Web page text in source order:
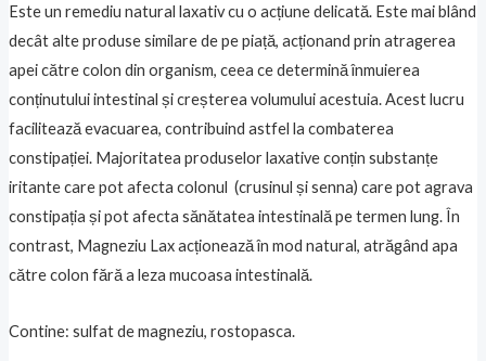
Este un remediu natural laxativ cu o acțiune delicată. Este mai blând
decât alte produse similare de pe piață, acționand prin atragerea
apei către colon din organism, ceea ce determină înmuierea
conținutului intestinal și creșterea volumului acestuia. Acest lucru
facilitează evacuarea, contribuind astfel la combaterea
constipației. Majoritatea produselor laxative conțin substanțe
iritante care pot afecta colonul (crusinul și senna) care pot agrava
constipația și pot afecta sănătatea intestinală pe termen lung. În
contrast, Magneziu Lax acționează în mod natural, atrăgând apa
către colon fără a leza mucoasa intestinală.
Contine: sulfat de magneziu, rostopasca.